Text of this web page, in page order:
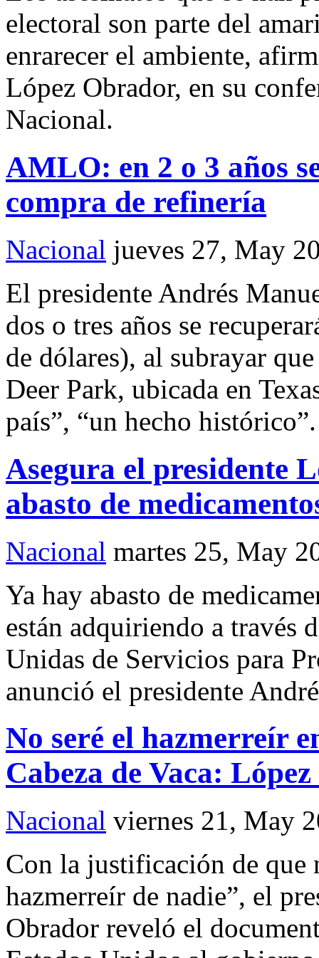
electoral son parte del
enrarecer el ambiente,
López Obrador, en su
Nacional.
AMLO: en 2 o 3 años
compra de refinería
Nacional jueves 27, May
El presidente Andrés
dos o tres años se
de dólares), al subrayar
Deer Park, ubicada en
país”, “un hecho histórico”.
Asegura el presidente
abasto de
Nacional martes 25, May
Ya hay abasto de
están adquiriendo a través
Unidas de Servicios para
anunció el presidente
No seré el hazmerreír
Cabeza de Vaca:
Nacional viernes 21, May
Con la justificación de que
hazmerreír de nadie”, el
Obrador reveló el